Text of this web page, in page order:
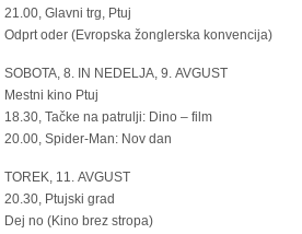
21.00, Glavni trg, Ptuj
Odprt oder (Evropska žonglerska konvencija)
SOBOTA, 8. IN NEDELJA, 9. AVGUST
Mestni kino Ptuj
18.30, Tačke na patrulji: Dino – film
20.00, Spider-Man: Nov dan
TOREK, 11. AVGUST
20.30, Ptujski grad
Dej no (Kino brez stropa)